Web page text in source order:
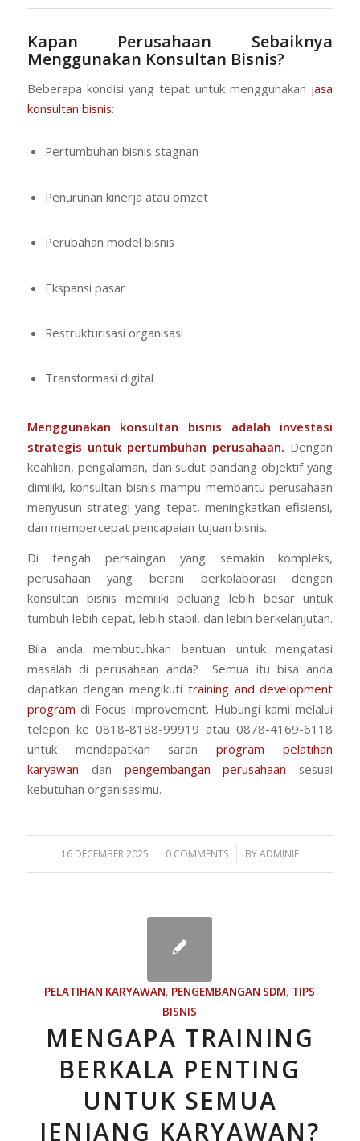
Kapan Perusahaan Sebaiknya
Menggunakan Konsultan Bisnis?
Beberapa kondisi yang tepat untuk menggunakan jasa
konsultan bisnis:
Pertumbuhan bisnis stagnan
Penurunan kinerja atau omzet
Perubahan model bisnis
Ekspansi pasar
Restrukturisasi organisasi
Transformasi digital
Menggunakan konsultan bisnis adalah investasi
strategis untuk pertumbuhan perusahaan. Dengan
keahlian, pengalaman, dan sudut pandang objektif yang
dimiliki, konsultan bisnis mampu membantu perusahaan
menyusun strategi yang tepat, meningkatkan efisiensi,
dan mempercepat pencapaian tujuan bisnis.
Di tengah persaingan yang semakin kompleks,
perusahaan yang berani berkolaborasi dengan
konsultan bisnis memiliki peluang lebih besar untuk
tumbuh lebih cepat, lebih stabil, dan lebih berkelanjutan.
Bila anda membutuhkan bantuan untuk mengatasi
masalah di perusahaan anda? Semua itu bisa anda
dapatkan dengan mengikuti training and development
program di Focus Improvement. Hubungi kami melalui
telepon ke 0818-8188-99919 atau 0878-4169-6118
untuk mendapatkan saranprogram pelatihan
karyawan dan pengembangan perusahaan sesuai
kebutuhan organisasimu.
16 DECEMBER 2025
/ 0 COMMENTS
/ BYADMINIF
PELATIHAN KARYAWAN, PENGEMBANGAN SDM, TIPS
BISNIS
MENGAPA TRAINING
BERKALA PENTING
UNTUK SEMUA
JENJANG KARYAWAN?